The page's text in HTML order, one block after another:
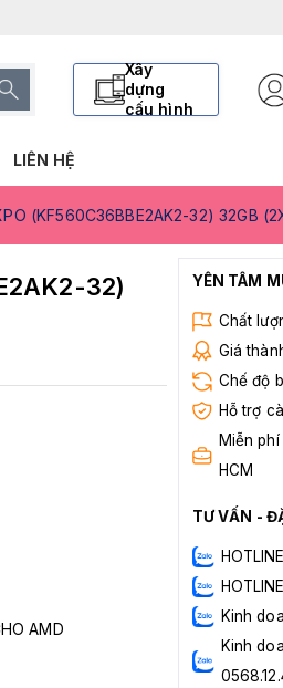
Xây
dựng
cấu hình
LIÊN HỆ
(KF560C36BBE2AK2-32) 32GB
32)
AMD
YÊN TÂM
Chất
Giá
Chế độ
Hỗ trợ
Miễn
HCM
TƯ VẤN -
Kinh
Kinh